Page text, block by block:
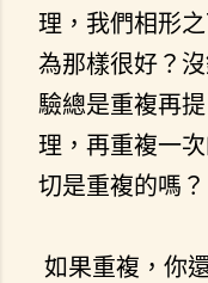
理，我們相形
為那樣很好？
驗總是重複再
理，再重複一
切是重複的嗎？
如果重複，你